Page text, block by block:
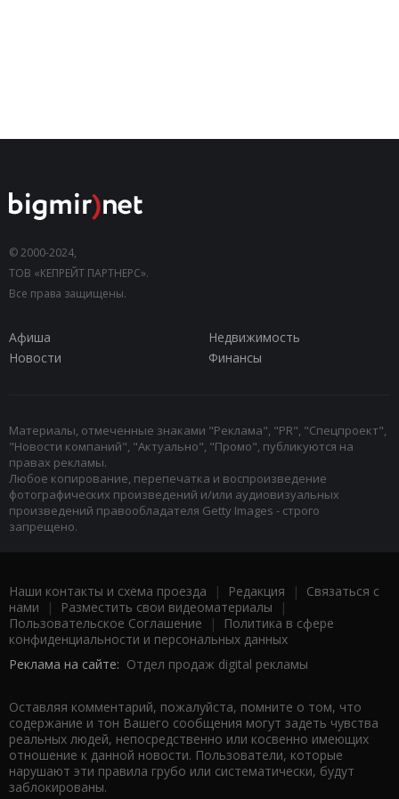
© 2000-2024,
ТОВ «КЕПРЕЙТ ПАРТНЕРС».
Все права защищены.
Афиша
Недвижимость
Новости
Финансы
Материалы, отмеченные знаками "Реклама", "PR", "Спецпроект",
"Новости компаний", "Актуально", "Промо", публикуются на
правах рекламы.
Любое копирование, перепечатка и воспроизведение
фотографических произведений и/или аудиовизуальных
произведений правообладателя Getty Images - строго
запрещено.
Наши контакты и схема проезда | Редакция | Связаться с
нами | Разместить свои видеоматериалы |
Пользовательское Соглашение |
Политика в сфере
конфиденциальности и персональных данных
Реклама на сайте: Отдел продаж digital рекламы
Оставляя комментарий, пожалуйста, помните о том, что
содержание и тон Вашего сообщения могут задеть чувства
реальных людей, непосредственно или косвенно имеющих
отношение к данной новости. Пользователи, которые
нарушают эти правила грубо или систематически, будут
заблокированы.